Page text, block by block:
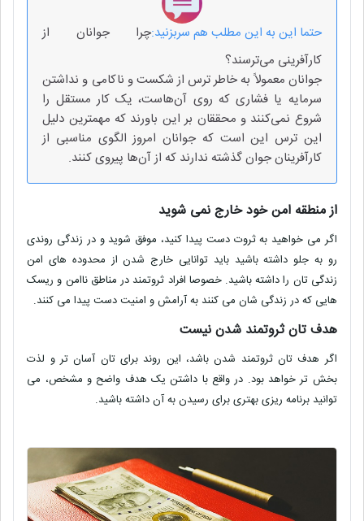
حتما این به این مطلب هم سربزنید:چرا جوانان از
کارآفرینی می‌ترسند؟
جوانان معمولاً به خاطر ترس از شکست و ناکامی و نداشتن
سرمایه یا فشاری که روی آن‌هاست، یک کار مستقل را
شروع نمی‌کنند و محققان بر این باورند که مهمترین دلیل
این ترس این است که جوانان امروز الگوی مناسبی از
کارآفرینان جوان گذشته ندارند که از آن‌ها پیروی کنند‎.
از منطقه امن خود خارج نمی شوید
اگر می خواهید به ثروت دست پیدا کنید، موفق شوید و در زندگی روندی
رو به جلو داشته باشید باید توانایی خارج شدن از محدوده های امن
زندگی تان را داشته باشید. خصوصا افراد ثروتمند در مناطق ناامن و ریسک
هایی که در زندگی شان می کنند به آرامش و امنیت دست پیدا می کنند.
هدف تان ثروتمند شدن نیست
اگر هدف تان ثروتمند شدن باشد، این روند برای تان آسان تر و لذت
بخش تر خواهد بود. در واقع با داشتن یک هدف واضح و مشخص، می
توانید برنامه ریزی بهتری برای رسیدن به آن داشته باشید.